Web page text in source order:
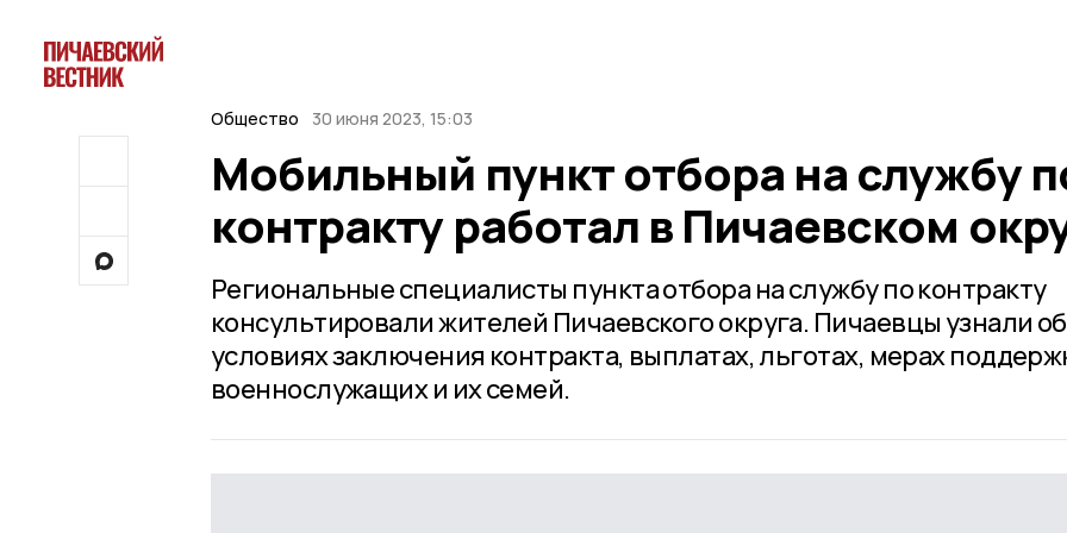
Общество 30 июня 2023, 15:03
Мобильный пункт отбора на службу
контракту работал в Пичаевском
Региональные специалисты пункта отбора на службу по контракту
консультировали жителей Пичаевского округа. Пичаевцы узнали об
условиях заключения контракта, выплатах, льготах, мерах
военнослужащих и их семей.